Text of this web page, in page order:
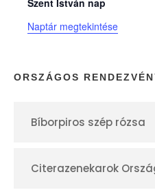
n
a
p
r
Naptár megtekintése
ORSZÁGOS
Bíborpiros szép rózsa
Citerazenekarok